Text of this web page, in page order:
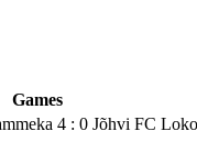
Games
4 : 0 Jõhvi FC